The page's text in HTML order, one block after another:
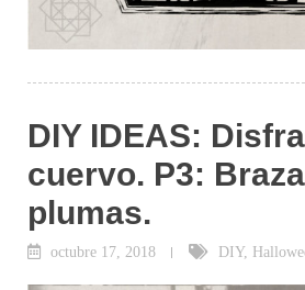
DIY IDEAS:
cuervo. P3:
plumas.
octubre 17, 2018 DIY,